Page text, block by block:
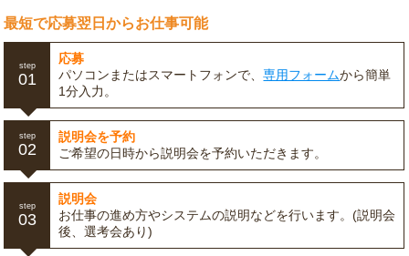
最短で応募翌日からお仕事可能
step
01
応募
パソコンまたはスマートフォンで、専用フォームから簡単
1分入力。
step
02
説明会を予約
ご希望の日時から説明会を予約いただきます。
step
03
説明会
お仕事の進め方やシステムの説明などを行います。(説明会
後、選考会あり)